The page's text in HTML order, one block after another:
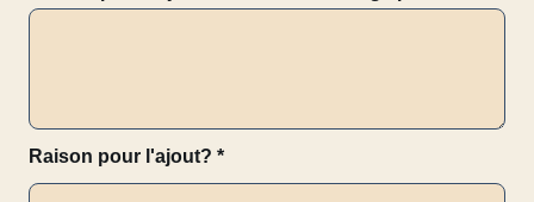
Raison pour l'ajout? *